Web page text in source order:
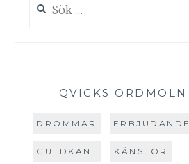
efter:
QVICKS ORDMOLN
DRÖMMAR ERBJUDANDE
GULDKANT KÄNSLOR